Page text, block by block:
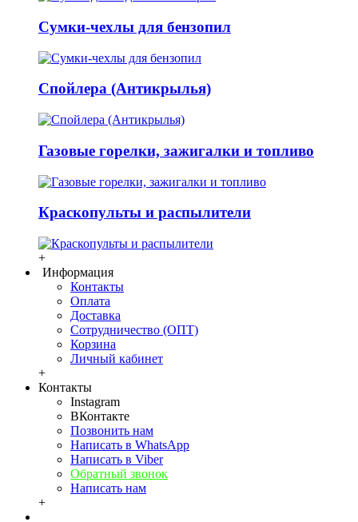
Сумки-чехлы для бензопил
Спойлера (Антикрылья)
Газовые горелки, зажигалки и топливо
Краскопульты и распылители
+
Информация
Контакты
Оплата
Доставка
Сотрудничество (ОПТ)
Корзина
Личный кабинет
+
Контакты
Instagram
ВКонтакте
Позвонить нам
Написать в WhatsApp
Написать в Viber
Обратный звонок
Написать нам
+